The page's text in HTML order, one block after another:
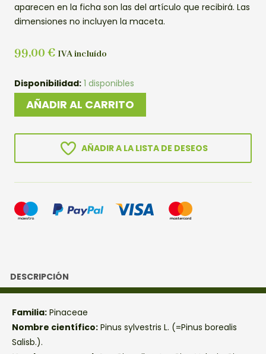
aparecen en la ficha son las del artículo que recibirá. Las
dimensiones no incluyen la maceta.
99,00 € IVA incluído
Disponibilidad: 1 disponibles
BONSAI
SILVESTRE
AÑADIR AL CARRITO
AÑADIR A LA LISTA DE DESEOS
DESCRIPCIÓN
Familia: Pinaceae
Nombre científico: Pinus sylvestris L. (=Pinus borealis
Salisb.).